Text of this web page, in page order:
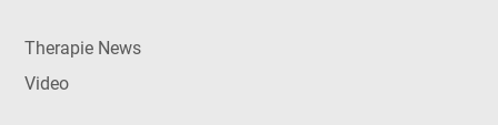
Therapie News
Video